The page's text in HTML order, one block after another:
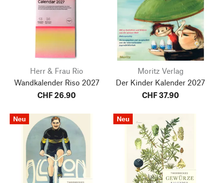
Herr & Frau Rio
Wandkalender Riso 2027
CHF 26.90
Moritz Verlag
Der Kinder Kalender 2027
CHF 37.90
Neu Neu